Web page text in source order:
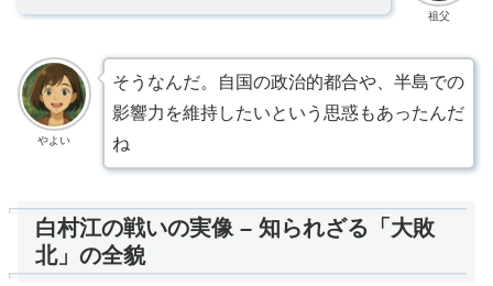
祖父
やよい
そうなんだ。自国の政治的都合や、半島での
影響力を維持したいという思惑もあったんだ
ね
白村江の戦いの実像 – 知られざる「大敗
北」の全貌